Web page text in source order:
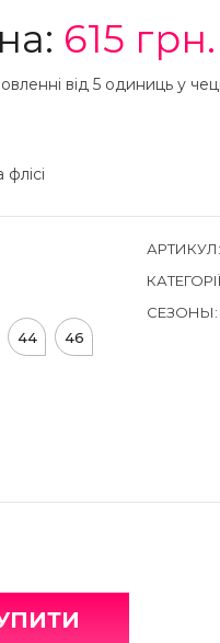
615 грн.
від 5 одиниць у чеці
44 46
АРТИКУЛ:
СЕЗОНЫ: